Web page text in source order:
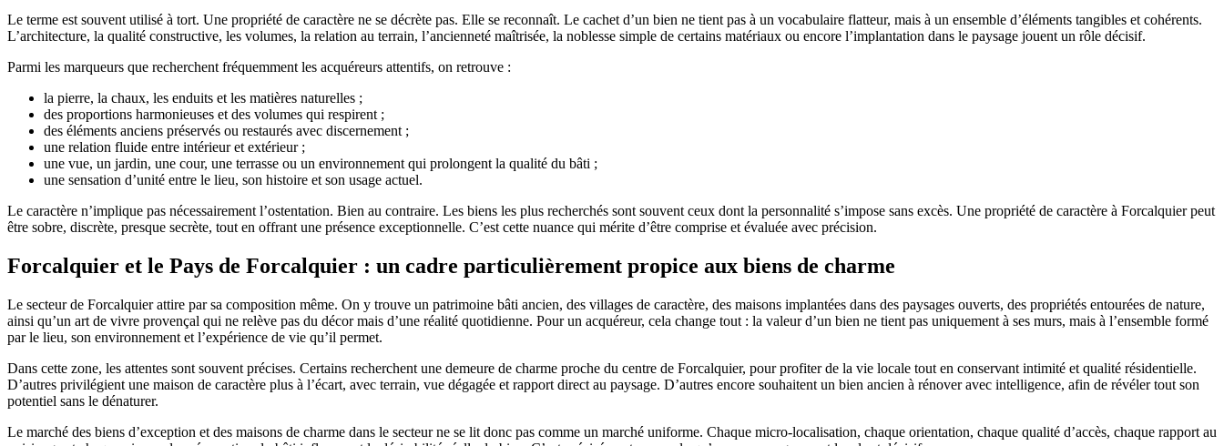
Le terme est souvent utilisé à tort. Une propriété de caractère ne se décrète pas. Elle se reconnaît. Le cachet d’un bien ne tient pas à un vocabulaire flatteur, mais à un ensemble d’éléments tangibles et cohérents.
L’architecture, la qualité constructive, les volumes, la relation au terrain, l’ancienneté maîtrisée, la noblesse simple de certains matériaux ou encore l’implantation dans le paysage jouent un rôle décisif.
Parmi les marqueurs que recherchent fréquemment les acquéreurs attentifs, on retrouve :
la pierre, la chaux, les enduits et les matières naturelles ;
des proportions harmonieuses et des volumes qui respirent ;
des éléments anciens préservés ou restaurés avec discernement ;
une relation fluide entre intérieur et extérieur ;
une vue, un jardin, une cour, une terrasse ou un environnement qui prolongent la qualité du bâti ;
une sensation d’unité entre le lieu, son histoire et son usage actuel.
Le caractère n’implique pas nécessairement l’ostentation. Bien au contraire. Les biens les plus recherchés sont souvent ceux dont la personnalité s’impose sans excès. Une propriété de caractère à Forcalquier peut
être sobre, discrète, presque secrète, tout en offrant une présence exceptionnelle. C’est cette nuance qui mérite d’être comprise et évaluée avec précision.
Forcalquier et le Pays de Forcalquier : un cadre particulièrement propice aux biens de charme
Le secteur de Forcalquier attire par sa composition même. On y trouve un patrimoine bâti ancien, des villages de caractère, des maisons implantées dans des paysages ouverts, des propriétés entourées de nature,
ainsi qu’un art de vivre provençal qui ne relève pas du décor mais d’une réalité quotidienne. Pour un acquéreur, cela change tout : la valeur d’un bien ne tient pas uniquement à ses murs, mais à l’ensemble formé
par le lieu, son environnement et l’expérience de vie qu’il permet.
Dans cette zone, les attentes sont souvent précises. Certains recherchent une demeure de charme proche du centre de Forcalquier, pour profiter de la vie locale tout en conservant intimité et qualité résidentielle.
D’autres privilégient une maison de caractère plus à l’écart, avec terrain, vue dégagée et rapport direct au paysage. D’autres encore souhaitent un bien ancien à rénover avec intelligence, afin de révéler tout son
potentiel sans le dénaturer.
Le marché des biens d’exception et des maisons de charme dans le secteur ne se lit donc pas comme un marché uniforme. Chaque micro-localisation, chaque orientation, chaque qualité d’accès, chaque rapport au